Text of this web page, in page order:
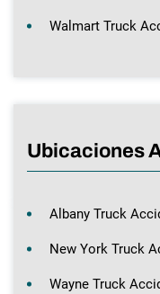
Walmart Truck
Ubicaciones
Albany Truck
New York Truck
Wayne Truck